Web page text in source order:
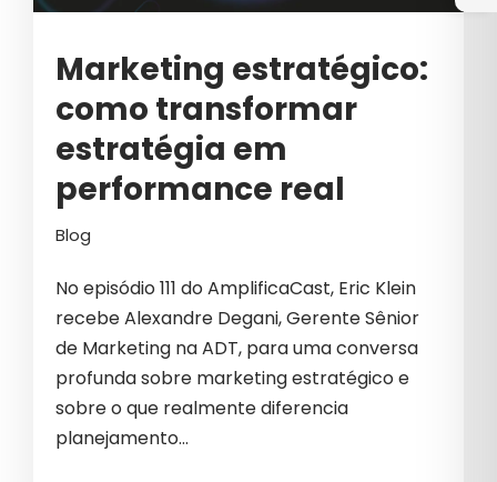
DESTAQUE
E-COMMERCE DE COSMÉTICOS
EBOOK
EDUCAÇÃO
EMPREENDEDORISMO
EMPREENDER
EMPRESA
Marketing estratégico:
como transformar
estratégia em
performance real
Blog
No episódio 111 do AmplificaCast, Eric Klein
recebe Alexandre Degani, Gerente Sênior
de Marketing na ADT, para uma conversa
profunda sobre marketing estratégico e
sobre o que realmente diferencia
planejamento…